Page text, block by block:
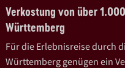
Verkostung von über
Württemberg
Für die Erlebnisreise durch
Württemberg genügen ein